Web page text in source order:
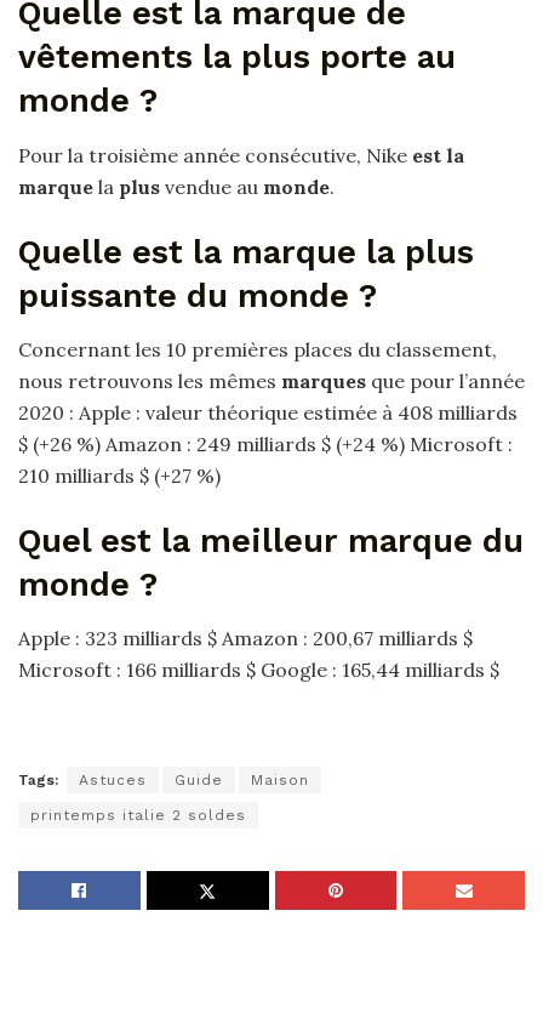
Quelle est la marque de
vêtements la plus porte au
monde ?
Pour la troisième année consécutive, Nike est la
marque la plus vendue au monde.
Quelle est la marque la plus
puissante du monde ?
Concernant les 10 premières places du classement,
nous retrouvons les mêmes marques que pour l’année
2020 : Apple : valeur théorique estimée à 408 milliards
$ (+26 %) Amazon : 249 milliards $ (+24 %) Microsoft :
210 milliards $ (+27 %)
Quel est la meilleur marque du
monde ?
Apple : 323 milliards $ Amazon : 200,67 milliards $
Microsoft : 166 milliards $ Google : 165,44 milliards $
Tags: Astuces Guide Maison
printemps italie 2 soldes